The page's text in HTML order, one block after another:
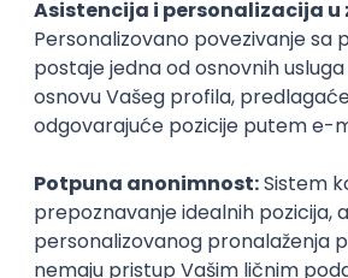
(0ocena)
Ostavi ocenu
Nastavni kadar
Stečeno znanje